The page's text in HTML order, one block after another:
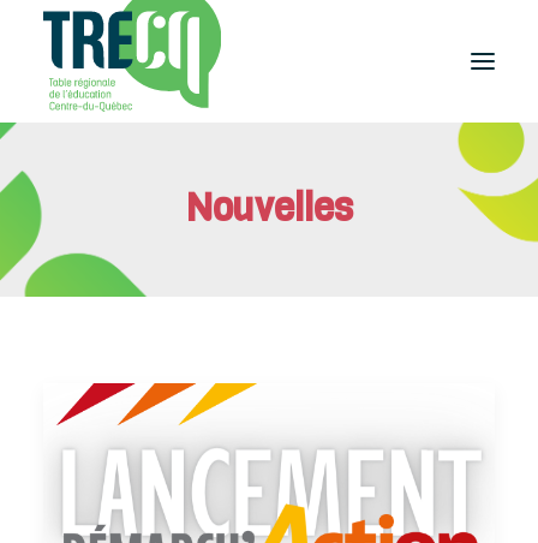
Réussite
éducative
Lecture
Plaisir de lire
Événements
études-travail
Étudier
et publications
Nouvelles